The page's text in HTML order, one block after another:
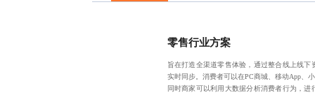
零售行业方案
旨在打造全渠道零售体验，通过整合线上线
实时同步。消费者可以在PC商城、移动App、
同时商家可以利用大数据分析消费者行为，